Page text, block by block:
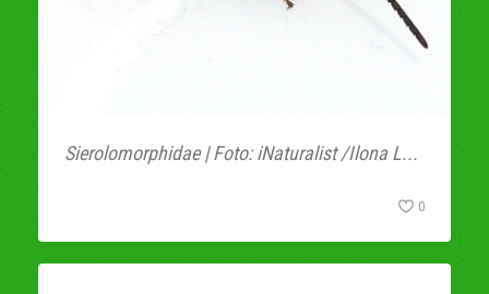
Sierolomorphidae | Foto: iNaturalist /Ilona L...
0